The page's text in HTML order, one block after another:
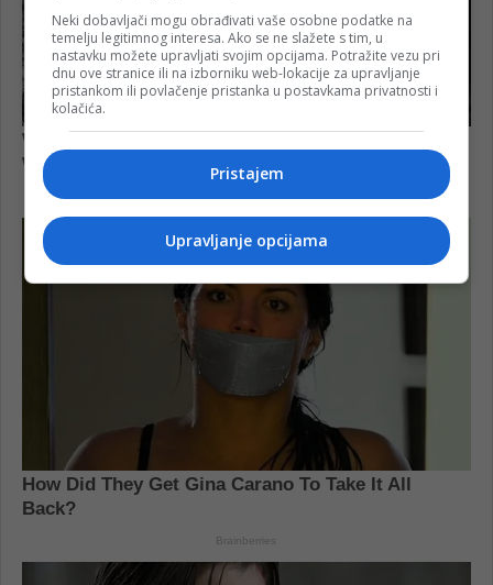
Neki dobavljači mogu obrađivati vaše osobne podatke na
temelju legitimnog interesa. Ako se ne slažete s tim, u
nastavku možete upravljati svojim opcijama. Potražite vezu pri
dnu ove stranice ili na izborniku web-lokacije za upravljanje
pristankom ili povlačenje pristanka u postavkama privatnosti i
kolačića.
Pristajem
Upravljanje opcijama